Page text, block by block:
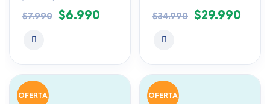
$7.990 $6.990 $34.990 $29.990
OFERTA OFERTA